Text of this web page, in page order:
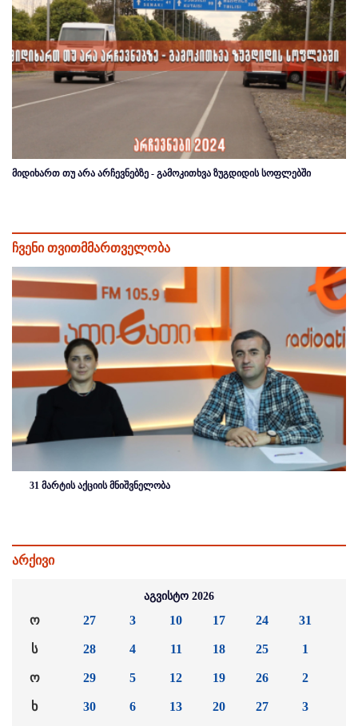
მიდიხართ თუ არა არჩევნებზე - გამოკითხვა ზუგდიდის სოფლებში
ჩვენი თვითმმართველობა
31 მარტის აქციის მნიშვნელობა
არქივი
აგვისტო 2026
ო
ს
ო
ხ
27
28
29
30
3
4
5
6
10
11
12
13
17
18
19
20
24
25
26
27
31
1
2
3